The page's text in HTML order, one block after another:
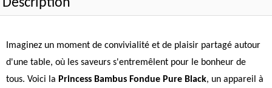
Description
Imaginez un moment de convivialité et de plaisir partagé autour
d'une table, où les saveurs s'entremêlent pour le bonheur de
tous. Voici la Princess Bambus Fondue Pure Black, un appareil à